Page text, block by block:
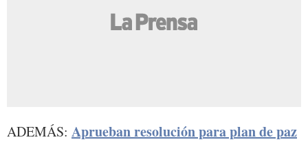
ADEMÁS: Aprueban resolución para plan de paz